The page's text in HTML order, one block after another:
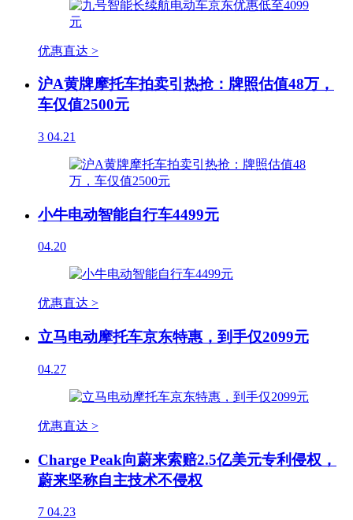
优惠直达 >
沪A黄牌摩托车拍卖引热抢：牌照估值48万，
车仅值2500元
3 04.21
小牛电动智能自行车4499元
04.20
优惠直达 >
立马电动摩托车京东特惠，到手仅2099元
04.27
优惠直达 >
Charge Peak向蔚来索赔2.5亿美元专利侵权，
蔚来坚称自主技术不侵权
7 04.23